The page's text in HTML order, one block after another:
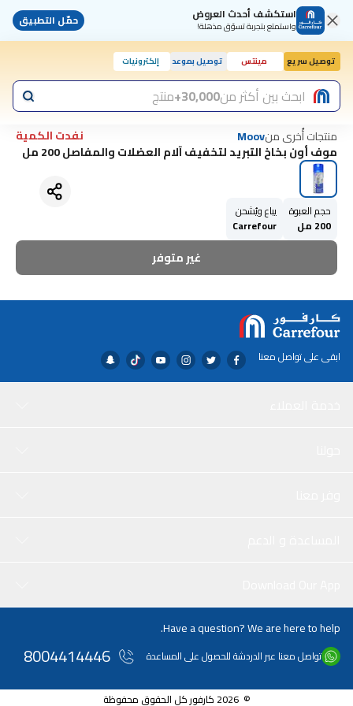
استكشف أحدث العروض
واستمتع بتجربة تسوّق مذهلة! حمّل التطبيق
توصيل سريع مينتس توصيل بموعد إلكترونيات
اليوم, 10:00 صابحث بين أكثر من30,000+ منتج
منتجات أُخرى منMoov
نفدت الكمية
موف أون بخاخ التبريد لتخفيف آلام العضلات والمفاصل 200 مل
حجم العبوة
200 مل
يباع ويُشحن
Carrefour
غير متوفر
ابقى على تواصل معنا
Have a question? We are here to help.
تواصل معنا عبر الدردشة للحصول على المساعدة 8004414446
© 2026 كارفور كل الحقوق محفوظة